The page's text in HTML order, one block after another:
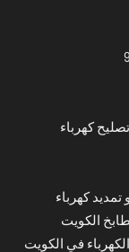
كهرباء
كهرباء
الكويت
في الكويت